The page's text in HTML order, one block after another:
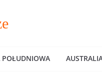
POŁUDNIOWA